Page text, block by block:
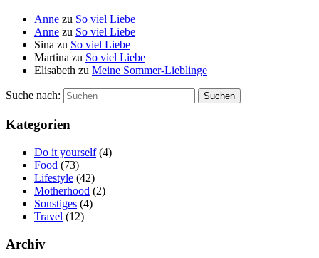
Anne zu So viel Liebe
Anne zu So viel Liebe
Sina zu So viel Liebe
Martina zu So viel Liebe
Elisabeth zu Meine Sommer-Lieblinge
Suche nach: Suchen
Kategorien
Do it yourself (4)
Food (73)
Lifestyle (42)
Motherhood (2)
Sonstiges (4)
Travel (12)
Archiv